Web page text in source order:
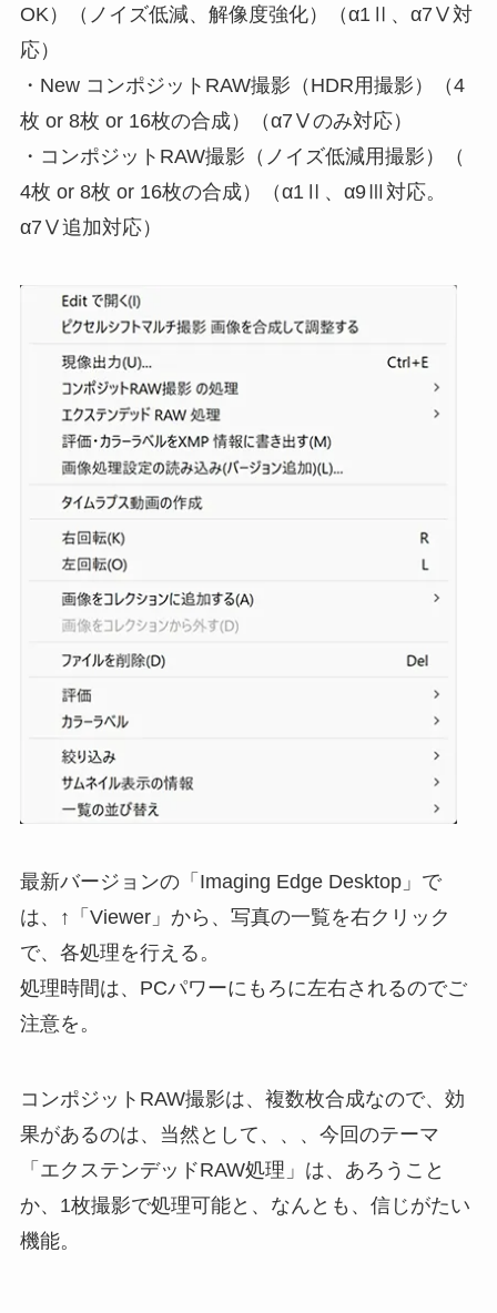
OK）（ノイズ低減、解像度強化）（α1Ⅱ、α7Ⅴ対
応）
・New コンポジットRAW撮影（HDR用撮影）（4
枚 or 8枚 or 16枚の合成）（α7Ⅴのみ対応）
・コンポジットRAW撮影（ノイズ低減用撮影）（
4枚 or 8枚 or 16枚の合成）（α1Ⅱ、α9Ⅲ対応。
α7Ⅴ追加対応）
最新バージョンの「Imaging Edge Desktop」で
は、↑「Viewer」から、写真の一覧を右クリック
で、各処理を行える。
処理時間は、PCパワーにもろに左右されるのでご
注意を。
コンポジットRAW撮影は、複数枚合成なので、効
果があるのは、当然として、、、今回のテーマ
「エクステンデッドRAW処理」は、あろうこと
か、1枚撮影で処理可能と、なんとも、信じがたい
機能。